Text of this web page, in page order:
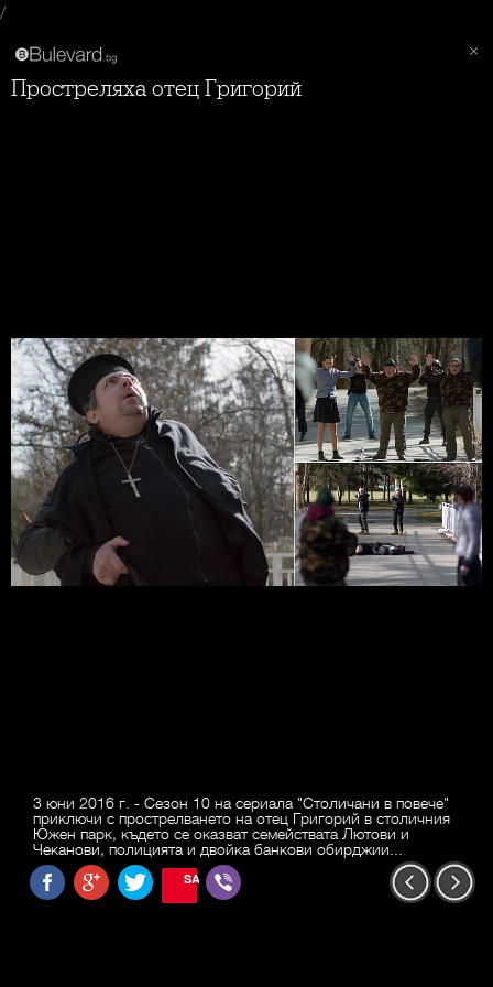
/
Простреляха отец Григорий
3 юни 2016 г. - Сезон 10 на сериала "Столичани в повече"
приключи с прострелването на отец Григорий в столичния
Южен парк, където се оказват семействата Лютови и
Чеканови, полицията и двойка банкови обирджии...
SAVE